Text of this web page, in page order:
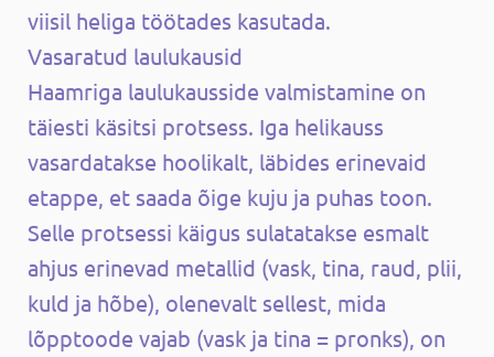
viisil heliga töötades kasutada.
Vasaratud laulukausid
Haamriga laulukausside valmistamine on
täiesti käsitsi protsess. Iga helikauss
vasardatakse hoolikalt, läbides erinevaid
etappe, et saada õige kuju ja puhas toon.
Selle protsessi käigus sulatatakse esmalt
ahjus erinevad metallid (vask, tina, raud, plii,
kuld ja hõbe), olenevalt sellest, mida
lõpptoode vajab (vask ja tina = pronks), on